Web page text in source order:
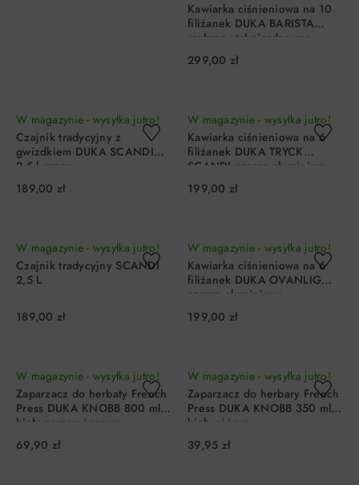
Kawiarka ciśnieniowa na 10
filiżanek DUKA BARISTA
srebrna stal nierdzewna
299,00 zł
W magazynie - wysyłka jutro!
Czajnik tradycyjny z
gwizdkiem DUKA SCANDI
2,5 l czarny
189,00 zł
W magazynie - wysyłka jutro!
Kawiarka ciśnieniowa na 6
filiżanek DUKA TRYCK
SCANDI czarna aluminium
199,00 zł
W magazynie - wysyłka jutro!
Czajnik tradycyjny SCANDI
2,5 L
189,00 zł
W magazynie - wysyłka jutro!
Kawiarka ciśnieniowa na 6
filiżanek DUKA OVANLIG
czarna aluminiowa
199,00 zł
W magazynie - wysyłka jutro!
Zaparzacz do herbaty French
Press DUKA KNOBB 800 ml
biały pomarańczowy
69,90 zł
W magazynie - wysyłka jutro!
Zaparzacz do herbary French
Press DUKA KNOBB 350 ml
biały różowy
39,95 zł